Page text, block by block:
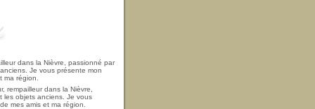
rempailleur dans la Nièvre,
les objets anciens. Je vous
mes amis et ma région.